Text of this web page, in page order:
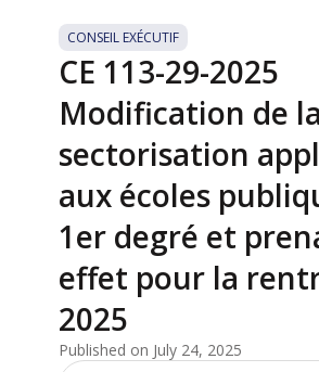
CONSEIL EXÉCUTIF
CE 113-29-2025
Modification de la
sectorisation
aux écoles
1er degré et
effet pour la
2025
Published on July 24, 2025